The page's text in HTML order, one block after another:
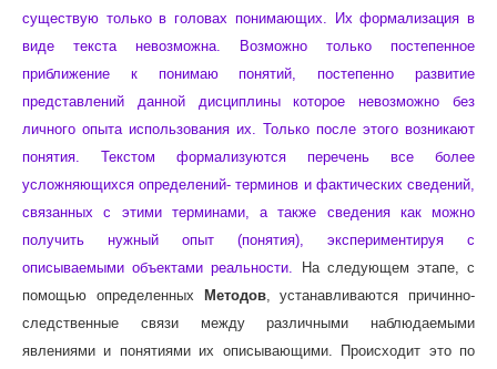
существую только в головах понимающих. Их формализация в
виде текста невозможна. Возможно только постепенное
приближение к понимаю понятий, постепенно развитие
представлений данной дисциплины которое невозможно без
личного опыта использования их. Только после этого возникают
понятия. Текстом формализуются перечень все более
усложняющихся определений- терминов и фактических сведений,
связанных с этими терминами, а также сведения как можно
получить нужный опыт (понятия), экспериментируя с
описываемыми объектами реальности.
На следующем этапе, с
помощью определенных
Методoв, устанавливаются причинно-
следственные связи между различными наблюдаемыми
явлениями и понятиями их описывающими. Происходит это по